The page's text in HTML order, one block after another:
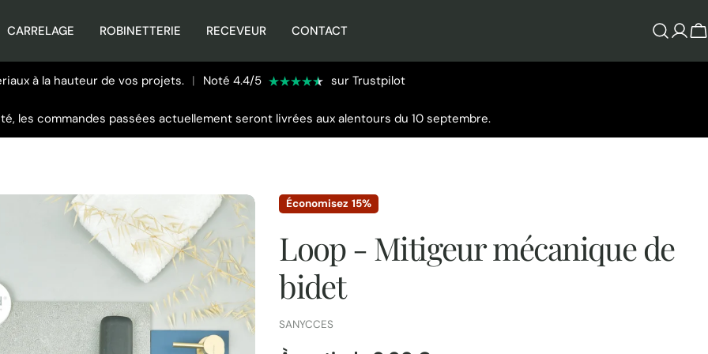
CARRELAGE ROBINETTERIE RECEVEUR CONTACT
Se
à la hauteur de vos projets. | Noté 4.4/5 sur Trustpilot
les commandes passées actuellement seront livrées aux alentours du 10 septembre.
Économisez 15%
Loop - Mitigeur mécanique de
bidet
FOURNISSEUR:
SANYCCES